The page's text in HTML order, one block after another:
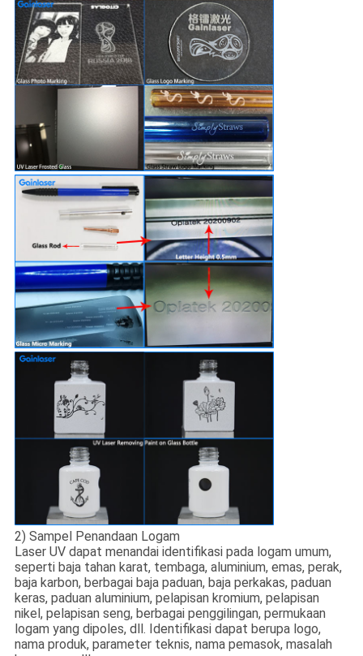
2) Sampel Penandaan Logam
Laser UV dapat menandai identifikasi pada logam umum,
seperti baja tahan karat, tembaga, aluminium, emas, perak,
baja karbon, berbagai baja paduan, baja perkakas, paduan
keras, paduan aluminium, pelapisan kromium, pelapisan
nikel, pelapisan seng, berbagai penggilingan, permukaan
logam yang dipoles, dll. Identifikasi dapat berupa logo,
nama produk, parameter teknis, nama pemasok, masalah